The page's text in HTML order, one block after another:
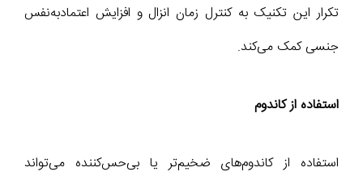
تکرار این تکنیک به کنترل زمان انزال و افزایش اعتمادبه‌نفس
جنسی کمک می‌کند.
استفاده از کاندوم
استفاده از کاندوم‌های ضخیم‌تر یا بی‌حس‌کننده می‌تواند